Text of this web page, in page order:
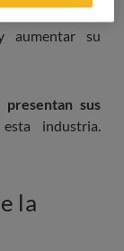
aumentar su
sus
industria.
la